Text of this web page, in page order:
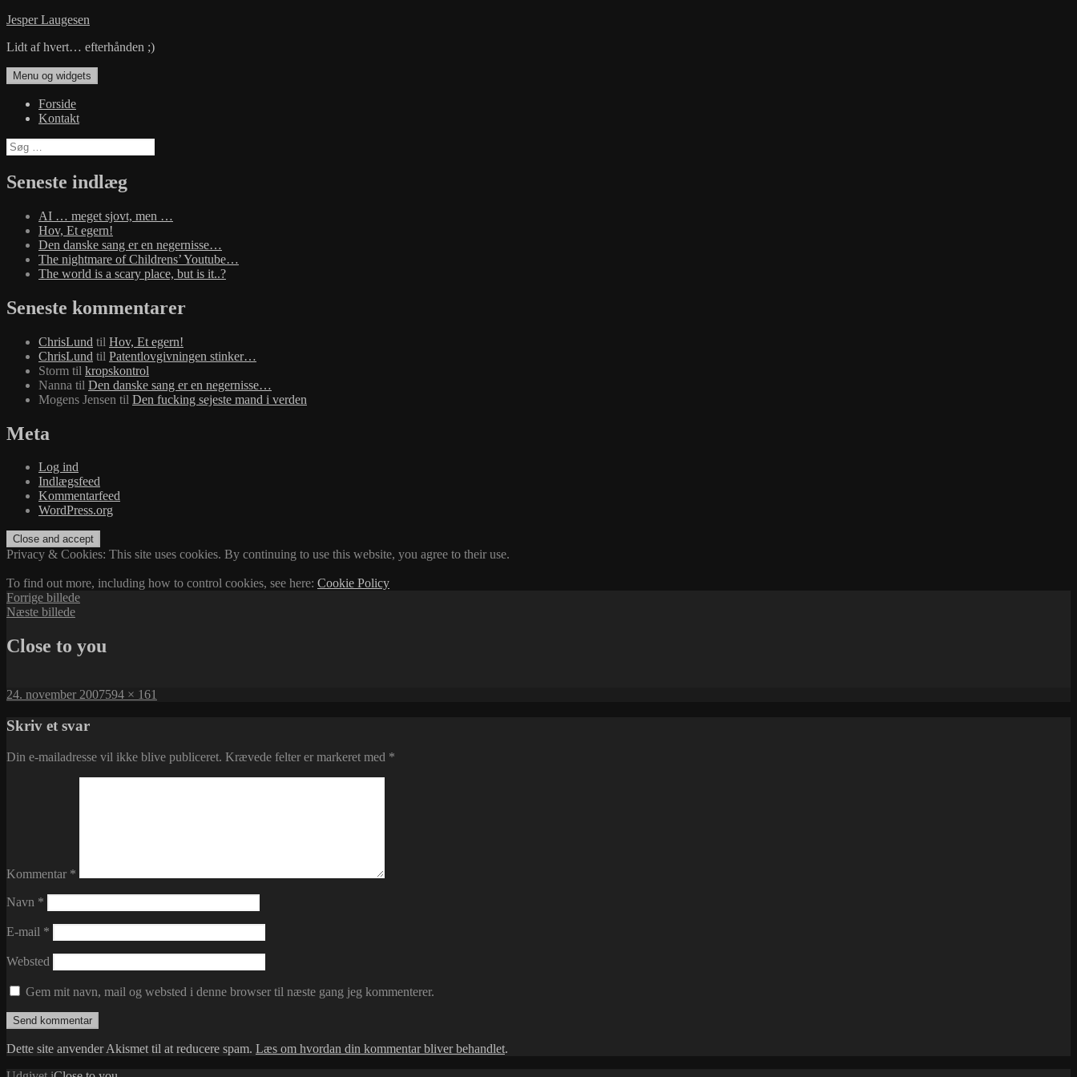
Hop
indhold
Jesper Laugesen
Lidt af hvert… efterhånden ;)
Menu og widgets
Forside
Kontakt
Søg
efter:
Seneste indlæg
AI … meget sjovt, men …
Hov, Et egern!
Den danske sang er en negernisse…
The nightmare of Childrens’ Youtube…
The world is a scary place, but is it..?
Seneste kommentarer
ChrisLund til Hov, Et egern!
ChrisLund til Patentlovgivningen stinker…
Storm til kropskontrol
Nanna til Den danske sang er en negernisse…
Mogens Jensen til Den fucking sejeste mand i verden
Meta
Log ind
Indlægsfeed
Kommentarfeed
WordPress.org
Privacy & Cookies: This site uses cookies. By continuing to use this website, you agree to their use.
To find out more, including how to control cookies, see here: Cookie Policy
Forrige billede
Næste billede
Close to you
Udgivet
24. november 2007Fuld
594 × 161
Skriv et svar
Din e-mailadresse vil ikke blive publiceret. Krævede felter er markeret med *
Kommentar *
Navn *
E-mail *
Websted
Gem mit navn, mail og websted i denne browser til næste gang jeg kommenterer.
Dette site anvender Akismet til at reducere spam. Læs om hvordan din kommentar bliver behandlet.